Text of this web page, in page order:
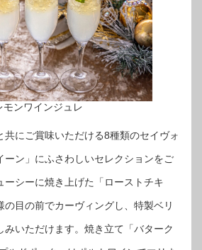
ンワインジュレ
共にご賞味いただける8種類のセイヴォ
ーン」にふさわしいセレクションをご
ーシーに焼き上げた「ローストチキ
の目の前でカーヴィングし、特製ベリ
みいただけます。焼き立て「バターク